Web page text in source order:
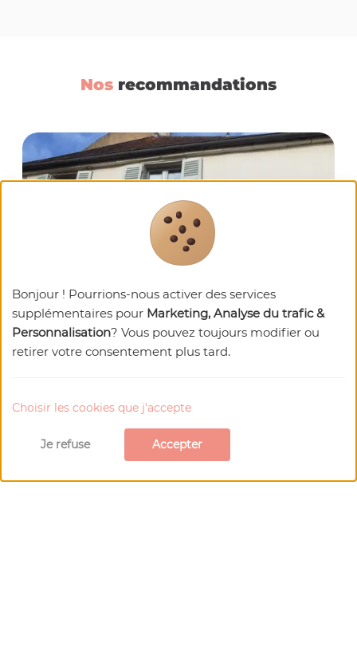
Nos recommandations
Maison du Visiteur
La Maison du Visiteur vous révèle tous les secrets
Bonjour ! Pourrions-nous activer des services
supplémentaires pour Marketing, Analyse du trafic &
Personnalisation? Vous pouvez toujours modifier ou
retirer votre consentement plus tard.
Choisir les cookies que j'accepte
Je refuse Accepter